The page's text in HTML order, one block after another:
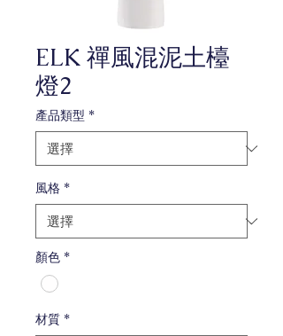
ELK 禪風混泥土檯
燈2
產品類型 *
風格 *
顏色 *
材質 *